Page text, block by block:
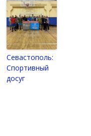
Севастополь:
Спортивный
досуг